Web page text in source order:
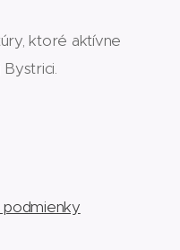
ktoré aktívne